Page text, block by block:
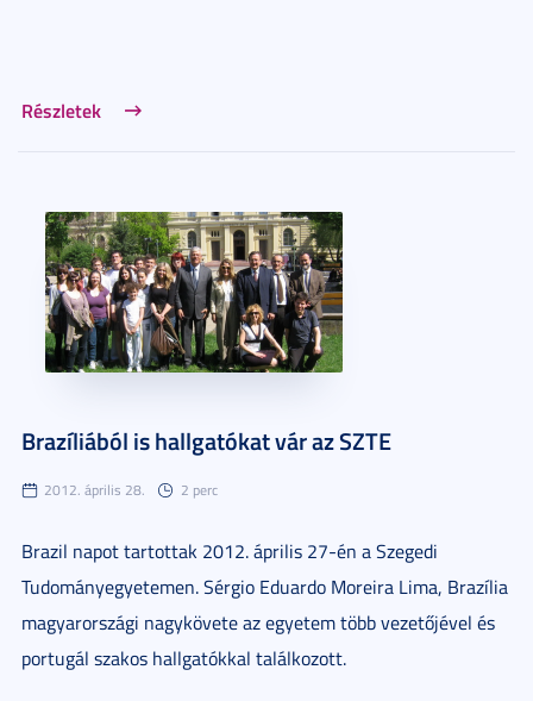
Részletek
Brazíliából is hallgatókat vár az SZTE
2012. április 28. 2 perc
Brazil napot tartottak 2012. április 27-én a Szegedi
Tudományegyetemen. Sérgio Eduardo Moreira Lima, Brazília
magyarországi nagykövete az egyetem több vezetőjével és
portugál szakos hallgatókkal találkozott.